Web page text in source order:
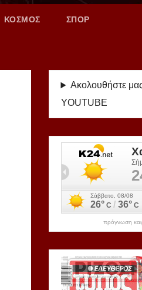
ΚΟΣΜΟΣ ΣΠΟΡ
Ακολουθήστε
YOUTUBE
πρόγνωση